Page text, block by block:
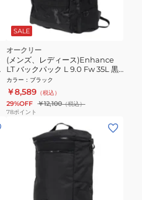
SALE
オークリー
(メンズ、レディース)Enhance
LT バックパック L 9.0 Fw 35L 黒
35L FOS902149-062 ボックス型
撥水 シンプル リュックサック
カラー ： ブラック
￥8,589 （税込）
29%OFF ￥12,100（税込）
78ポイント